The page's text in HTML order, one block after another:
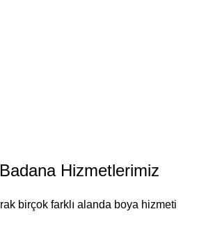
Hizmetlerimiz
birçok farklı alanda boya hizmeti